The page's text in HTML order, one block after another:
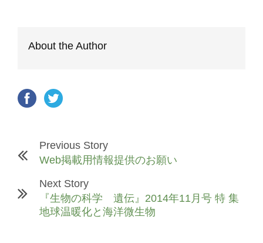
About the Author
Previous Story
Web掲載用情報提供のお願い
Next Story
『生物の科学 遺伝』2014年11月号 特 集
地球温暖化と海洋微生物